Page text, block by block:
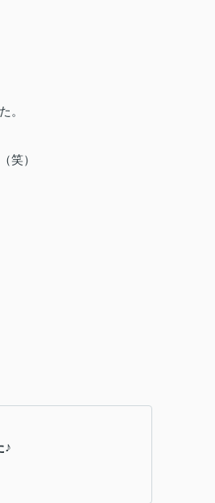
。
笑）
♪